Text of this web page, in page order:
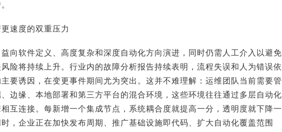
速度的双重压力
益向软件定义、高度复杂和深度自动化方向演进，同时仍需人工介入以避免
险将持续上升。行业内的故障分析报告持续表明，流程失误和人为错误依
要诱因，在变更事件期间尤为突出。这并不难理解：运维团队当前需要管
边缘、本地部署和第三方平台的混合环境，这些环境往往通过多层自动化
互连接。每新增一个集成节点，系统耦合度就提高一分，透明度就下降一
，企业正在加快发布周期、推广基础设施即代码、扩大自动化覆盖范围